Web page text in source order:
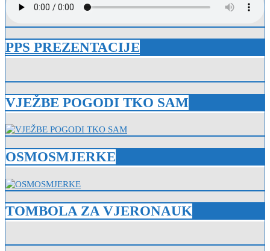
PPS PREZENTACIJE
VJEŽBE POGODI TKO SAM
OSMOSMJERKE
TOMBOLA ZA VJERONAUK